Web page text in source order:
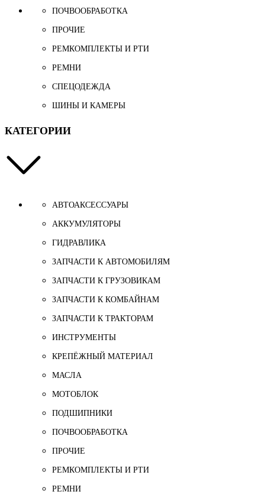
ПОЧВООБРАБОТКА
ПРОЧИЕ
РЕМКОМПЛЕКТЫ И РТИ
РЕМНИ
СПЕЦОДЕЖДА
ШИНЫ И КАМЕРЫ
КАТЕГОРИИ
АВТОАКСЕССУАРЫ
АККУМУЛЯТОРЫ
ГИДРАВЛИКА
ЗАПЧАСТИ К АВТОМОБИЛЯМ
ЗАПЧАСТИ К ГРУЗОВИКАМ
ЗАПЧАСТИ К КОМБАЙНАМ
ЗАПЧАСТИ К ТРАКТОРАМ
ИНСТРУМЕНТЫ
КРЕПЁЖНЫЙ МАТЕРИАЛ
МАСЛА
МОТОБЛОК
ПОДШИПНИКИ
ПОЧВООБРАБОТКА
ПРОЧИЕ
РЕМКОМПЛЕКТЫ И РТИ
РЕМНИ